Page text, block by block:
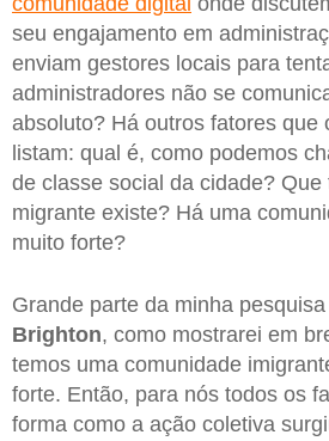
seu engajamento em
enviam gestores locais para
administradores não se
absoluto? Há outros fatores que
listam: qual é, como podemos
de classe social da cidade?
migrante existe? Há uma
muito forte?
Grande parte da minha
Brighton, como mostrarei em
temos uma comunidade
forte. Então, para nós todos os
forma como a ação coletiva